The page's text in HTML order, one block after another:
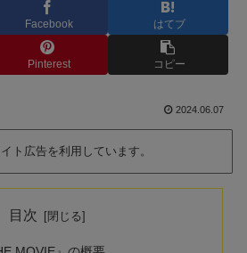
Facebook はてブ
Pinterest コピー
2024.06.07
ト広告を利用しています。
目次